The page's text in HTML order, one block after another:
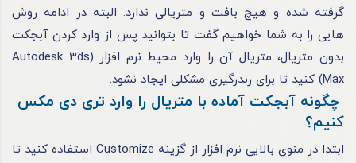
گرفته شده و هیچ بافت و متریالی ندارد. البته در ادامه روش‌
هایی را به شما خواهیم گفت تا بتوانید پس از وارد کردن آبجکت
بدون متریال، متریال آن را وارد محیط نرم‌ افزار (Autodesk 3ds
Max) کنید تا برای رندرگیری مشکلی ایجاد نشود.
چگونه آبجکت آماده با متریال را وارد تری دی مکس
کنیم؟
ابتدا در منوی بالایی نرم‌ افزار از گزینه Customize استفاده کنید تا